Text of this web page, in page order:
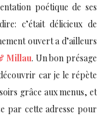
poétique de ses
c’était délicieux de
ouvert a d’ailleurs
Millau. Un bon présage
car je le répète
grâce aux menus, et
par cette adresse pour